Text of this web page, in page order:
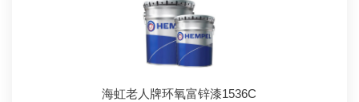
海虹老人牌环氧富锌漆1536C